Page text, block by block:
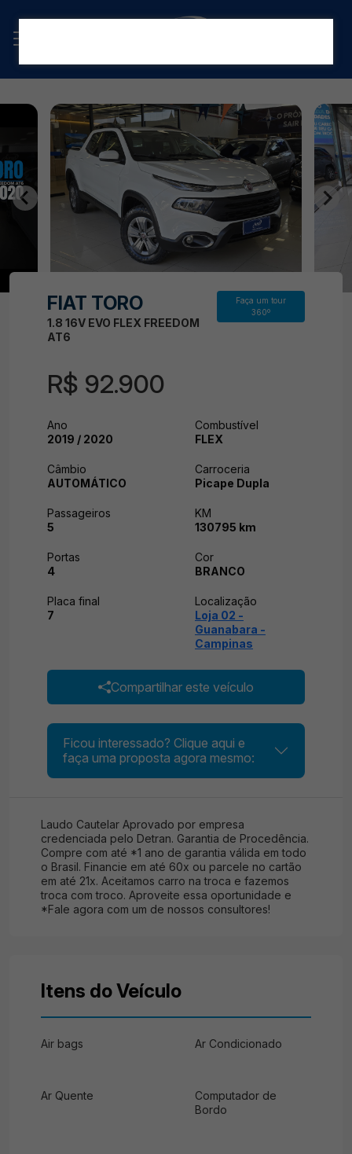
FIAT TORO
1.8 16V EVO FLEX FREEDOM
AT6
Faça um tour
360º
R$ 92.900
Ano
2019 / 2020
Combustível
FLEX
Câmbio
AUTOMÁTICO
Carroceria
Picape Dupla
Passageiros
5
KM
130795 km
Portas
4
Cor
BRANCO
Placa final
7
Localização
Loja 02 -
Guanabara -
Campinas
Compartilhar este veículo
Ficou interessado? Clique aqui e
faça uma proposta agora mesmo:
Laudo Cautelar Aprovado por empresa
credenciada pelo Detran. Garantia de Procedência.
Compre com até *1 ano de garantia válida em todo
o Brasil. Financie em até 60x ou parcele no cartão
em até 21x. Aceitamos carro na troca e fazemos
troca com troco. Aproveite essa oportunidade e
*Fale agora com um de nossos consultores!
Itens do Veículo
Air bags Ar Condicionado
Ar Quente
Computador de
Bordo